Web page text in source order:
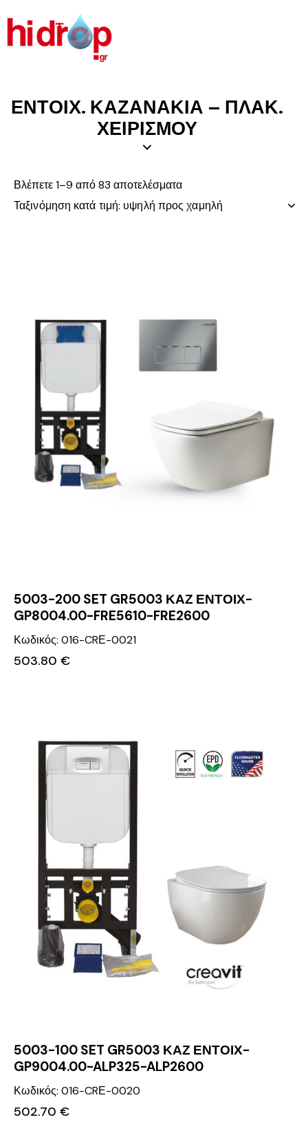
ΕΝΤΟΙΧ. ΚΑΖΑΝΑΚΙΑ – ΠΛΑΚ.
ΧΕΙΡΙΣΜΟΥ
Βλέπετε 1–9 από 83 αποτελέσματα
5003-200 SET GR5003 ΚΑΖ ΕΝΤΟΙΧ-
GP8004.00-FRE5610-FRE2600
Κωδικός: 016-CRΕ-0021
503.80 €
5003-100 SET GR5003 ΚΑΖ ΕΝΤΟΙΧ-
GP9004.00-ALP325-ALP2600
Κωδικός: 016-CRΕ-0020
502.70 €